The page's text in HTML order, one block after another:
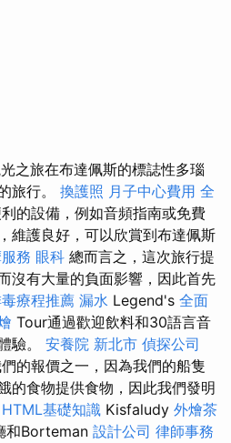
之旅在布達佩斯的標誌性多瑙
旅行。 換護照 月子中心費用 全
的設備，例如音頻指南或免費
維護良好，可以欣賞到布達佩斯
務 眼科 總而言之，這次旅行提
沒有大量的負面影響，因此首先
療程推薦 漏水 Legend's 全面
Tour通過歡迎飲料和30語言音
驗。 安養院 新北市 偵探公司
的報價之一，因為我們的船隻
的食物提供食物，因此我們發明
HTML基礎知識 Kisfaludy 外燴茶
和Borteman 設計公司 律師事務